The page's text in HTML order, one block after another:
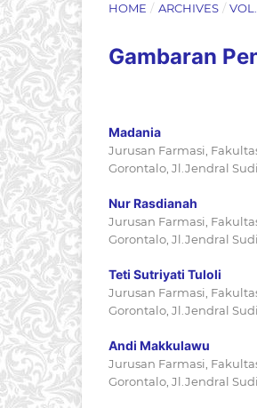
HOME / ARCHIVES /
Gambaran
Madania
Jurusan Farmasi,
Gorontalo, Jl.Jendral
Nur Rasdianah
Jurusan Farmasi,
Gorontalo, Jl.Jendral
Teti Sutriyati Tuloli
Jurusan Farmasi,
Gorontalo, Jl.Jendral
Andi Makkulawu
Jurusan Farmasi,
Gorontalo, Jl.Jendral